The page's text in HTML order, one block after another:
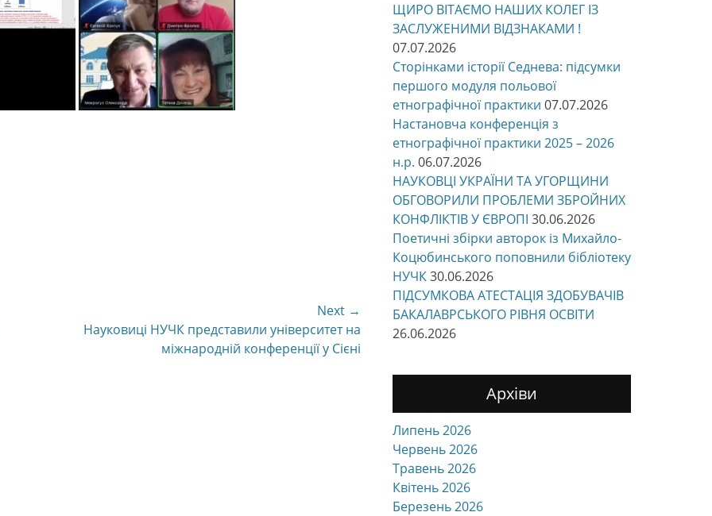
Next →
Науковиці НУЧК представили університет на
міжнародній конференції у Сієні
ЩИРО ВІТАЄМО НАШИХ КОЛЕГ ІЗ
ЗАСЛУЖЕНИМИ ВІДЗНАКАМИ !
07.07.2026
Сторінками історії Седнева: підсумки
першого модуля польової
етнографічної практики 07.07.2026
Настановча конференція з
етнографічної практики 2025 – 2026
н.р. 06.07.2026
НАУКОВЦІ УКРАЇНИ ТА УГОРЩИНИ
ОБГОВОРИЛИ ПРОБЛЕМИ ЗБРОЙНИХ
КОНФЛІКТІВ У ЄВРОПІ 30.06.2026
Поетичні збірки авторок із Михайло-
Коцюбинського поповнили бібліотеку
НУЧК30.06.2026
ПІДСУМКОВА АТЕСТАЦІЯ ЗДОБУВАЧІВ
БАКАЛАВРСЬКОГО РІВНЯ ОСВІТИ
26.06.2026
Архіви
Липень 2026
Червень 2026
Травень 2026
Квітень 2026
Березень 2026